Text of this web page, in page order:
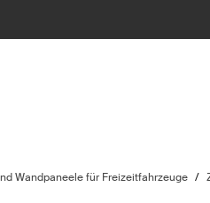
Wandpaneele für Freizeitfahrzeuge /